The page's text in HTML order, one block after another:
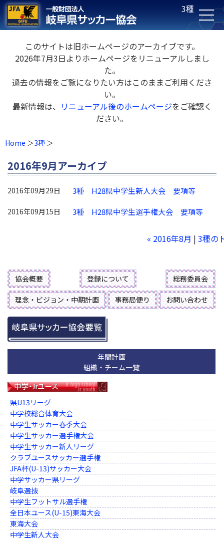
3種
このサイトは旧ホームページのアーカイブです。
2026年7月3日よりホームページをリニューアルしまし
た。
過去の情報をご覧になりたい方はこのままご利用くださ
い。
最新情報は、 リニューアル後のホームページをご確認く
ださい。
Home 3種
2016年9月アーカイブ
2016年09月29日 3種 H28県中学生新人大会 要項等
2016年09月15日 3種 H28県中学生選手権大会 要項等
« 2016年8月 | 3種の
協会概要 登録について 総務委員会
理念・ビジョン・中期計画 事務局便り お問い合わせ
年間計画
組織・チーム一覧
県U13リーグ
中学校総合体育大会
中学生サッカー春季大会
中学生サッカー選手権大会
中学生サッカー新人リーグ
クラブユースサッカー選手権
JFA杯(U-13)サッカー大会
中学サッカー県リーグ
岐阜選抜
中学生フットサル選手権
全日本ユース(U-15)東海大会
東海大会
中学生新人大会